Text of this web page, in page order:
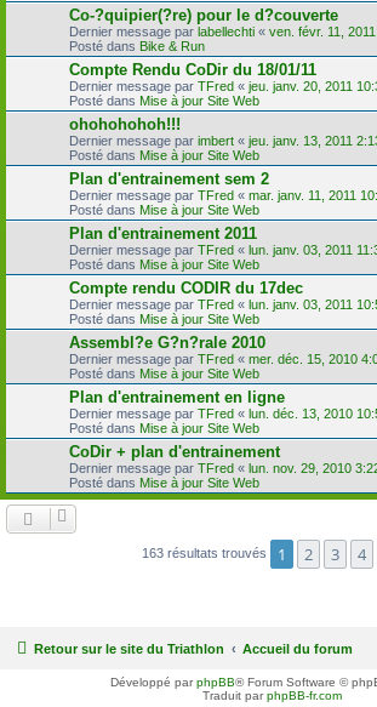
Co-?quipier(?re) pour le d?couverte
Dernier message par labellechti « ven. févr. 11,
Posté dans Bike & Run
Compte Rendu CoDir du 18/01/11
Dernier message par TFred « jeu. janv. 20, 2011
Posté dans Mise à jour Site Web
ohohohohoh!!!
Dernier message par imbert « jeu. janv. 13, 2011
Posté dans Mise à jour Site Web
Plan d'entrainement sem 2
Dernier message par TFred « mar. janv. 11, 2011
Posté dans Mise à jour Site Web
Plan d'entrainement 2011
Dernier message par TFred « lun. janv. 03, 2011
Posté dans Mise à jour Site Web
Compte rendu CODIR du 17dec
Dernier message par TFred « lun. janv. 03, 2011
Posté dans Mise à jour Site Web
Assembl?e G?n?rale 2010
Dernier message par TFred « mer. déc. 15, 2010
Posté dans Mise à jour Site Web
Plan d'entrainement en ligne
Dernier message par TFred « lun. déc. 13, 2010
Posté dans Mise à jour Site Web
CoDir + plan d'entrainement
Dernier message par TFred « lun. nov. 29, 2010
Posté dans Mise à jour Site Web
163 résultats trouvés 1 2 3 4
Retour sur le site du Triathlon Accueil du forum
Développé parphpBB® Forum Software ©
Traduit parphpBB-fr.com